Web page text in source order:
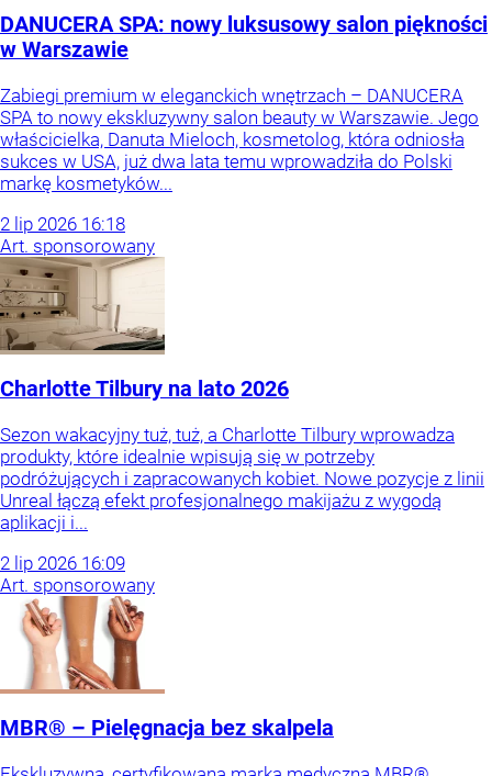
DANUCERA SPA: nowy luksusowy salon piękności
w Warszawie
Zabiegi premium w eleganckich wnętrzach – DANUCERA
SPA to nowy ekskluzywny salon beauty w Warszawie. Jego
właścicielka, Danuta Mieloch, kosmetolog, która odniosła
sukces w USA, już dwa lata temu wprowadziła do Polski
markę kosmetyków...
2 lip 2026 16:18
Art. sponsorowany
Charlotte Tilbury na lato 2026
Sezon wakacyjny tuż, tuż, a Charlotte Tilbury wprowadza
produkty, które idealnie wpisują się w potrzeby
podróżujących i zapracowanych kobiet. Nowe pozycje z linii
Unreal łączą efekt profesjonalnego makijażu z wygodą
aplikacji i...
2 lip 2026 16:09
Art. sponsorowany
MBR® – Pielęgnacja bez skalpela